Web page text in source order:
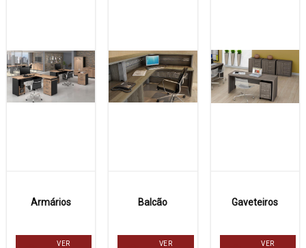
Armários
VER
Balcão
VER
Gaveteiros
VER